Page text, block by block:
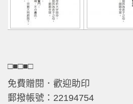
□■□■□
免費贈閱．歡迎助印
郵撥帳號：22194754